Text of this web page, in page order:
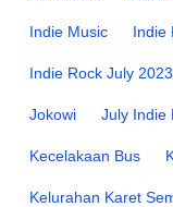
Indie Music Indie
Indie Rock July 2023
Jokowi July Indie
Kecelakaan Bus
Kelurahan Karet